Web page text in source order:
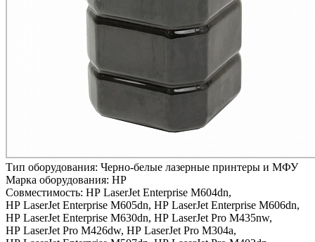
Тип оборудования: Черно-белые лазерные принтеры и МФУ
Марка оборудования: HP
Совместимость: HP LaserJet Enterprise M604dn,
HP LaserJet Enterprise M605dn, HP LaserJet Enterprise M606dn,
HP LaserJet Enterprise M630dn, HP LaserJet Pro M435nw,
HP LaserJet Pro M426dw, HP LaserJet Pro M304a,